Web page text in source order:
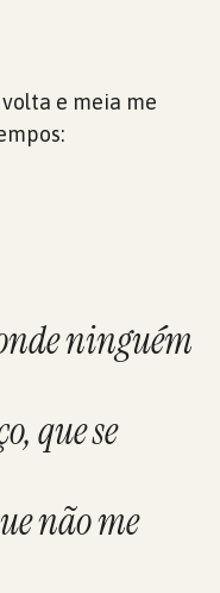
e meia me
ninguém
que se
não me